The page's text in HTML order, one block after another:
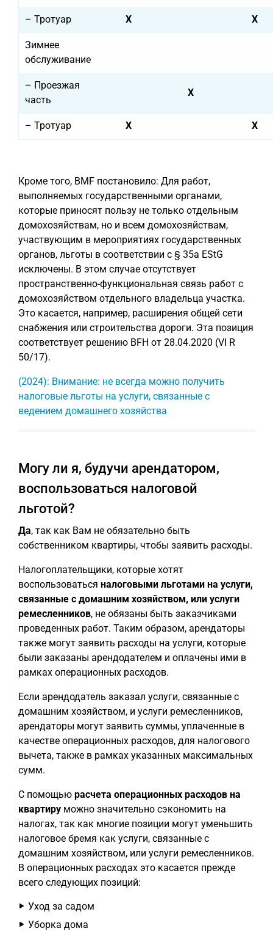
– Тротуар X X
Зимнее
обслуживание
– Проезжая
часть
X
– Тротуар X X
Кроме того, BMF постановило: Для работ,
выполняемых государственными органами,
которые приносят пользу не только отдельным
домохозяйствам, но и всем домохозяйствам,
участвующим в мероприятиях государственных
органов, льготы в соответствии с § 35a EStG
исключены. В этом случае отсутствует
пространственно-функциональная связь работ с
домохозяйством отдельного владельца участка.
Это касается, например, расширения общей сети
снабжения или строительства дороги. Эта позиция
соответствует решению BFH от 28.04.2020 (VI R
50/17).
(2024): Внимание: не всегда можно получить
налоговые льготы на услуги, связанные с
ведением домашнего хозяйства
Могу ли я, будучи арендатором,
воспользоваться налоговой
льготой?
Да, так как Вам не обязательно быть
собственником квартиры, чтобы заявить расходы.
Налогоплательщики, которые хотят
воспользоваться налоговыми льготами на услуги,
связанные с домашним хозяйством, или услуги
ремесленников, не обязаны быть заказчиками
проведенных работ. Таким образом, арендаторы
также могут заявить расходы на услуги, которые
были заказаны арендодателем и оплачены ими в
рамках операционных расходов.
Если арендодатель заказал услуги, связанные с
домашним хозяйством, и услуги ремесленников,
арендаторы могут заявить суммы, уплаченные в
качестве операционных расходов, для налогового
вычета, также в рамках указанных максимальных
сумм.
С помощью расчета операционных расходов на
квартиру можно значительно сэкономить на
налогах, так как многие позиции могут уменьшить
налоговое бремя как услуги, связанные с
домашним хозяйством, или услуги ремесленников.
В операционных расходах это касается прежде
всего следующих позиций:
Уход за садом
Уборка дома